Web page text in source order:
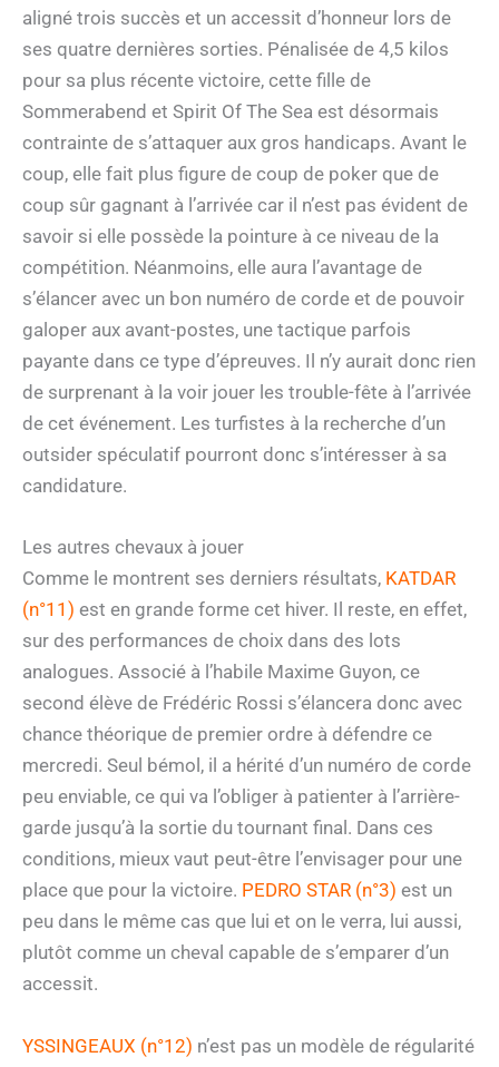
aligné trois succès et un accessit d’honneur lors de
ses quatre dernières sorties. Pénalisée de 4,5 kilos
pour sa plus récente victoire, cette fille de
Sommerabend et Spirit Of The Sea est désormais
contrainte de s’attaquer aux gros handicaps. Avant le
coup, elle fait plus figure de coup de poker que de
coup sûr gagnant à l’arrivée car il n’est pas évident de
savoir si elle possède la pointure à ce niveau de la
compétition. Néanmoins, elle aura l’avantage de
s’élancer avec un bon numéro de corde et de pouvoir
galoper aux avant-postes, une tactique parfois
payante dans ce type d’épreuves. Il n’y aurait donc rien
de surprenant à la voir jouer les trouble-fête à l’arrivée
de cet événement. Les turfistes à la recherche d’un
outsider spéculatif pourront donc s’intéresser à sa
candidature.
Les autres chevaux à jouer
Comme le montrent ses derniers résultats, KATDAR
(n°11) est en grande forme cet hiver. Il reste, en effet,
sur des performances de choix dans des lots
analogues. Associé à l’habile Maxime Guyon, ce
second élève de Frédéric Rossi s’élancera donc avec
chance théorique de premier ordre à défendre ce
mercredi. Seul bémol, il a hérité d’un numéro de corde
peu enviable, ce qui va l’obliger à patienter à l’arrière-
garde jusqu’à la sortie du tournant final. Dans ces
conditions, mieux vaut peut-être l’envisager pour une
place que pour la victoire. PEDRO STAR (n°3) est un
peu dans le même cas que lui et on le verra, lui aussi,
plutôt comme un cheval capable de s’emparer d’un
accessit.
YSSINGEAUX (n°12) n’est pas un modèle de régularité